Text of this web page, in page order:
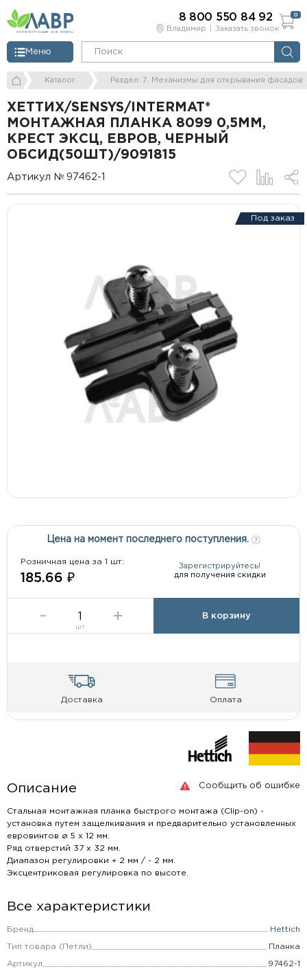
Владимир Заказать звонок
Меню
8 800 550 84 92 0
Каталог Раздел: 7. Механизмы для открывания фасадов
ХЕТТИХ/SENSYS/INTERMAT*
МОНТАЖНАЯ ПЛАНКА 8099 0,5ММ,
КРЕCТ ЭКСЦ, ЕВРОВ, ЧЕРНЫЙ
ОБСИД(50ШТ)/9091815
Артикул № 97462-1
Под заказ
Цена на момент последнего поступления.
Розничная цена за 1 шт:
185.66 ₽
Зарегистрируйтесь!
для получения скидки
шт
В корзину
Доставка Оплата
Сообщить об ошибке
Описание
Стальная монтажная планка быстрого монтажа (Clip-on) -
установка путем защелкивания и предварительно установленных
евровинтов ø 5 x 12 мм.
Ряд отверстий 37 x 32 мм.
Диапазон регулировки + 2 мм / - 2 мм.
Эксцентриковая регулировка по высоте.
Все характеристики
Бренд Hettich
Тип товара (Петли) Планка
Артикул 97462-1